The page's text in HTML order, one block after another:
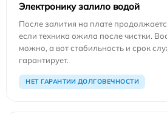
Электронику залило водой
После залития на плате
если техника ожила после чистки.
можно, а вот стабильность и срок
гарантирует.
НЕТ ГАРАНТИИ ДОЛГОВЕЧНОСТИ